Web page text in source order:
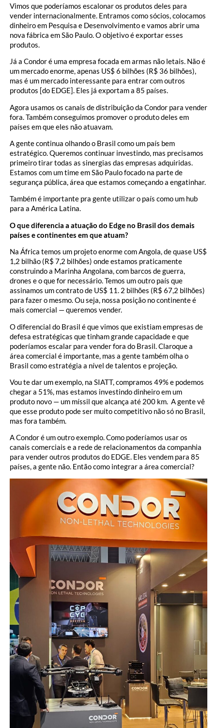
Vimos que poderíamos escalonar os produtos deles para
vender internacionalmente. Entramos como sócios, colocamos
dinheiro em Pesquisa e Desenvolvimento e vamos abrir uma
nova fábrica em São Paulo. O objetivo é exportar esses
produtos.
Já a Condor é uma empresa focada em armas não letais. Não é
um mercado enorme, apenas US$ 6 bilhões (R$ 36 bilhões),
mas é um mercado interessante para entrar com outros
produtos [do EDGE]. Eles já exportam a 85 países.
Agora usamos os canais de distribuição da Condor para vender
fora. Também conseguimos promover o produto deles em
países em que eles não atuavam.
A gente continua olhando o Brasil como um país bem
estratégico. Queremos continuar investindo, mas precisamos
primeiro tirar todas as sinergias das empresas adquiridas.
Estamos com um time em São Paulo focado na parte de
segurança pública, área que estamos começando a engatinhar.
Também é importante pra gente utilizar o país como um hub
para a América Latina.
O que diferencia a atuação do Edge no Brasil dos demais
países e continentes em que atuam?
Na África temos um projeto enorme com Angola, de quase US$
1,2 bilhão (R$ 7,2 bilhões) onde estamos praticamente
construindo a Marinha Angolana, com barcos de guerra,
drones e o que for necessário. Temos um outro país que
assinamos um contrato de US$ 11. 2 bilhões (R$ 67,2 bilhões)
para fazer o mesmo. Ou seja, nossa posição no continente é
mais comercial — queremos vender.
O diferencial do Brasil é que vimos que existiam empresas de
defesa estratégicas que tinham grande capacidade e que
poderíamos escalar para vender fora do Brasil. Claroque a
área comercial é importante, mas a gente também olha o
Brasil como estratégia a nível de talentos e projeção.
Vou te dar um exemplo, na SIATT, compramos 49% e podemos
chegar a 51%, mas estamos investindo dinheiro em um
produto novo — um míssil que alcança até 200 km. A gente vê
que esse produto pode ser muito competitivo não só no Brasil,
mas fora também.
A Condor é um outro exemplo. Como poderíamos usar os
canais comerciais e a rede de relacionamentos da companhia
para vender outros produtos do EDGE. Eles vendem para 85
países, a gente não. Então como integrar a área comercial?